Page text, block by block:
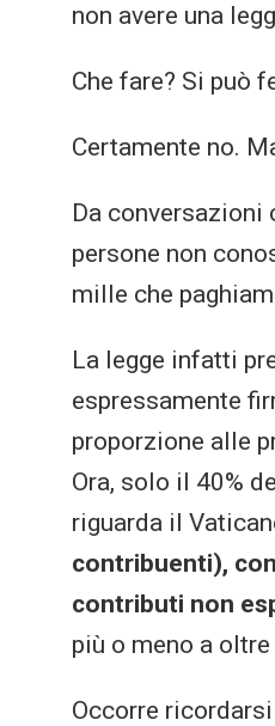
non avere una
Che fare? Si può
Certamente no.
Da
persone non
mille che
La legge infatti
espressamente
proporzione alle
Ora, solo il 40%
riguarda il
contribuenti),
contributi non
più o meno a
Occorre